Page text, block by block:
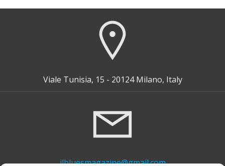
Viale Tunisia, 15 - 20124 Milano, Italy
ilbluesmagazine@gmail.com